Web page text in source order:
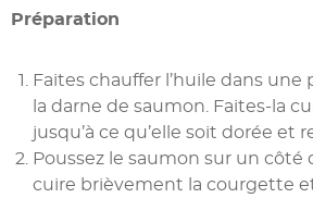
Préparation
Faites chauffer l’huile dans une
la darne de saumon. Faites-la
jusqu’à ce qu’elle soit dorée et
Poussez le saumon sur un côté
cuire brièvement la courgette